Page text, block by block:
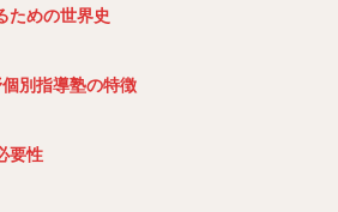
ための世界史
別指導塾の特徴
要性